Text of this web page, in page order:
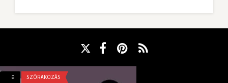
Mégis
a
SZÓRAKOZÁS